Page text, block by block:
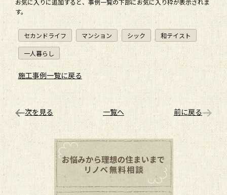
す。
セカンドライフ マンション シック 和テイスト
一人暮らし
施工事例一覧に戻る
次を見る 一覧へ 前に戻る